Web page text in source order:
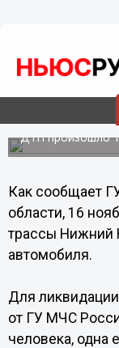
Серьезные
автомобиля
ДТП произошло
Как сообщает
области, 16
трассы Нижний
автомобиля.
Для
от ГУ МЧС
человека, одна